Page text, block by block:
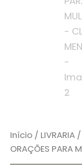
Início / LIVRARIA /
ORAÇÕES PARA